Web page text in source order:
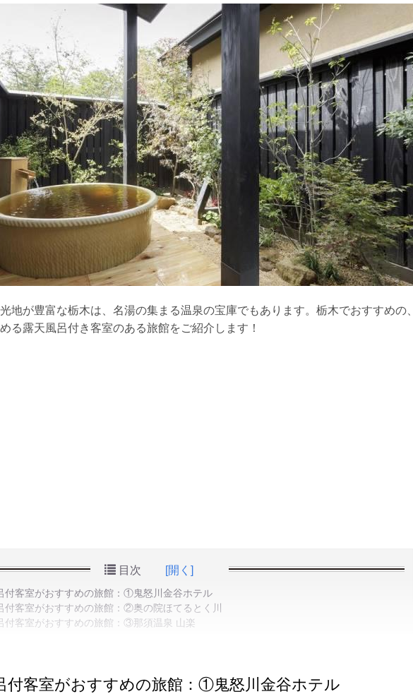
地が豊富な栃木は、名湯の集まる温泉の宝庫でもあります。栃木でおすすめの、
る露天風呂付き客室のある旅館をご紹介します！
目次 [開く]
付客室がおすすめの旅館：①鬼怒川金谷ホテル
付客室がおすすめの旅館：②奥の院ほてるとく川
付客室がおすすめの旅館：③那須温泉 山楽
付客室がおすすめの旅館：①鬼怒川金谷ホテル